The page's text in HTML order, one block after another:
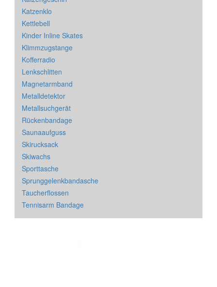
Katzenklo
Kettlebell
Kinder Inline Skates
Klimmzugstange
Kofferradio
Lenkschlitten
Magnetarmband
Metalldetektor
Metallsuchgerät
Rückenbandage
Saunaaufguss
Skirucksack
Skiwachs
Sporttasche
Sprunggelenkbandasche
Taucherflossen
Tennisarm Bandage